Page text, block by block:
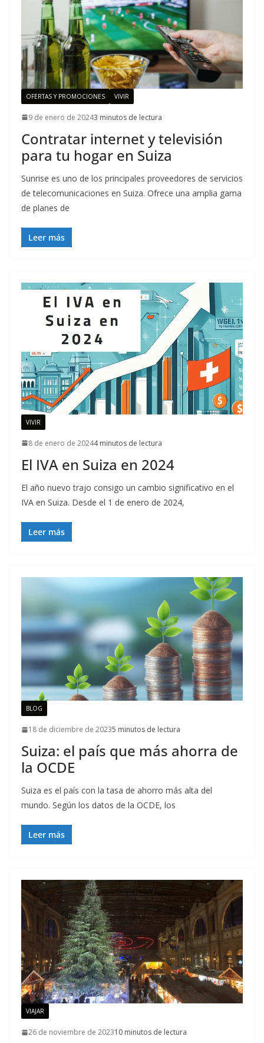
OFERTAS Y PROMOCIONES VIVIR
9 de enero de 20243 minutos de lectura
Contratar internet y televisión
para tu hogar en Suiza
Sunrise es uno de los principales proveedores de servicios
de telecomunicaciones en Suiza. Ofrece una amplia gama
de planes de
Leer más
VIVIR
8 de enero de 20244 minutos de lectura
El IVA en Suiza en 2024
El año nuevo trajo consigo un cambio significativo en el
IVA en Suiza. Desde el 1 de enero de 2024,
Leer más
BLOG
18 de diciembre de 20235 minutos de lectura
Suiza: el país que más ahorra de
la OCDE
Suiza es el país con la tasa de ahorro más alta del
mundo. Según los datos de la OCDE, los
Leer más
VIAJAR
26 de noviembre de 202310 minutos de lectura